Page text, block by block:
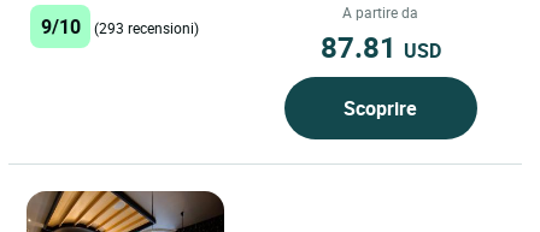
9/10 (293 recensioni)
A partire da
87.81 USD
Scoprire